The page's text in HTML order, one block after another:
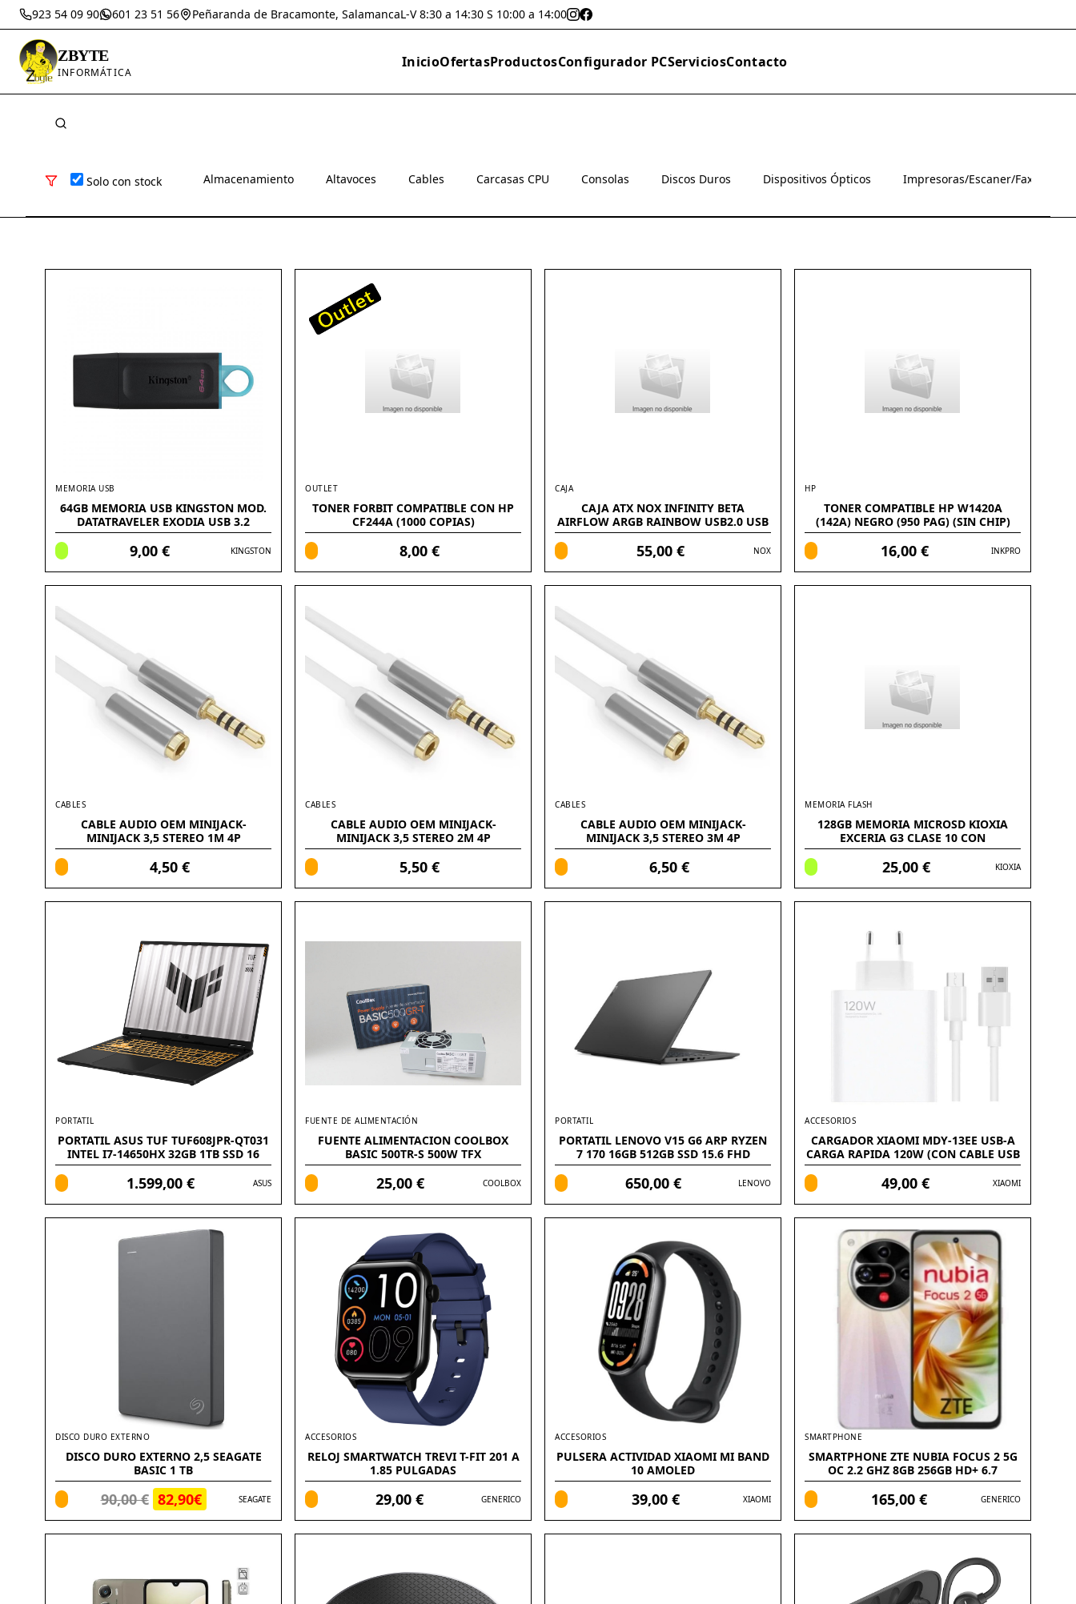
923 54 09 90 601 23 51 56 Peñaranda de Bracamonte, SalamancaL-V 8:30 a 14:30 S 10:00 a 14:00
ZBYTE
INFORMÁTICA
InicioOfertasProductosConfigurador PCServiciosContacto
Solo con stock Almacenamiento Altavoces Cables Carcasas CPU Consolas Discos Duros Dispositivos Ópticos Impresoras/Escaner/Fax
MEMORIA USB
64GB MEMORIA USB KINGSTON MOD.
DATATRAVELER EXODIA USB 3.2
9,00 € KINGSTON
OUTLET
TONER FORBIT COMPATIBLE CON HP
CF244A (1000 COPIAS)
8,00 €
CAJA
CAJA ATX NOX INFINITY BETA
AIRFLOW ARGB RAINBOW USB2.0 USB
3.1G1
55,00 € NOX
HP
TONER COMPATIBLE HP W1420A
(142A) NEGRO (950 PAG) (SIN CHIP)
16,00 € INKPRO
CABLES
CABLE AUDIO OEM MINIJACK-
MINIJACK 3,5 STEREO 1M 4P
(ALARGADOR)
4,50 €
CABLES
CABLE AUDIO OEM MINIJACK-
MINIJACK 3,5 STEREO 2M 4P
(ALARGADOR)
5,50 €
CABLES
CABLE AUDIO OEM MINIJACK-
MINIJACK 3,5 STEREO 3M 4P
(ALARGADOR)
6,50 €
MEMORIA FLASH
128GB MEMORIA MICROSD KIOXIA
EXCERIA G3 CLASE 10 CON
ADAPTADOR
25,00 € KIOXIA
PORTATIL
PORTATIL ASUS TUF TUF608JPR-QT031
INTEL I7-14650HX 32GB 1TB SSD 16
WQXGA FREEDOS
1.599,00 € ASUS
FUENTE DE ALIMENTACIÓN
FUENTE ALIMENTACION COOLBOX
BASIC 500TR-S 500W TFX
25,00 € COOLBOX
PORTATIL
PORTATIL LENOVO V15 G6 ARP RYZEN
7 170 16GB 512GB SSD 15.6 FHD
FREEDOS
650,00 € LENOVO
ACCESORIOS
CARGADOR XIAOMI MDY-13EE USB-A
CARGA RAPIDA 120W (CON CABLE USB
C)
49,00 € XIAOMI
DISCO DURO EXTERNO
DISCO DURO EXTERNO 2,5 SEAGATE
BASIC 1 TB
90,00 € 82,90€ SEAGATE
ACCESORIOS
RELOJ SMARTWATCH TREVI T-FIT 201 A
1.85 PULGADAS
29,00 € GENERICO
ACCESORIOS
PULSERA ACTIVIDAD XIAOMI MI BAND
10 AMOLED
39,00 € XIAOMI
SMARTPHONE
SMARTPHONE ZTE NUBIA FOCUS 2 5G
OC 2.2 GHZ 8GB 256GB HD+ 6.7
PULGADAS
165,00 € GENERICO